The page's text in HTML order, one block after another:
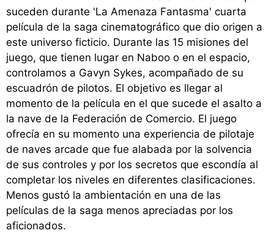
suceden durante 'La Amenaza Fantasma' cuarta
película de la saga cinematográfico que dio origen a
este universo ficticio. Durante las 15 misiones del
juego, que tienen lugar en Naboo o en el espacio,
controlamos a Gavyn Sykes, acompañado de su
escuadrón de pilotos. El objetivo es llegar al
momento de la película en el que sucede el asalto a
la nave de la Federación de Comercio. El juego
ofrecía en su momento una experiencia de pilotaje
de naves arcade que fue alabada por la solvencia
de sus controles y por los secretos que escondía al
completar los niveles en diferentes clasificaciones.
Menos gustó la ambientación en una de las
películas de la saga menos apreciadas por los
aficionados.